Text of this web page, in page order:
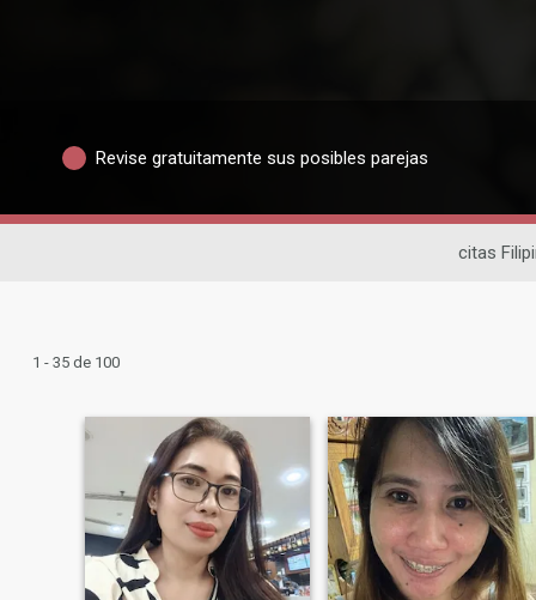
Revise gratuitamente sus posibles parejas
citas
1 - 35 de 100